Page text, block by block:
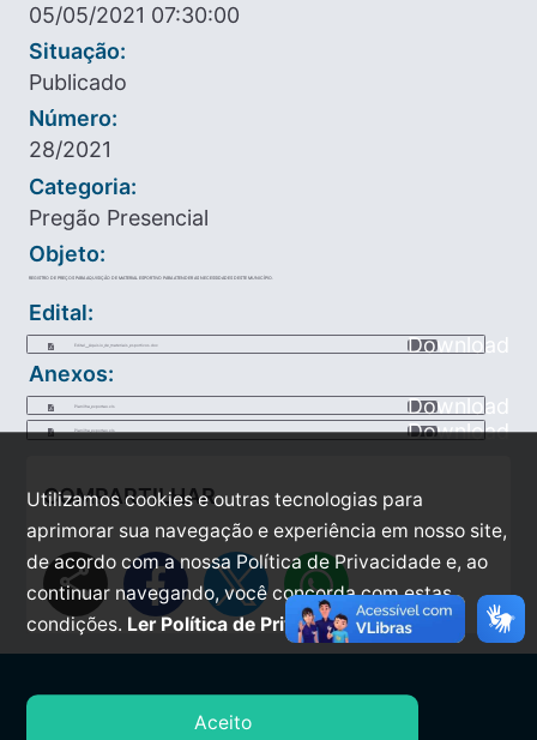
05/05/2021 07:30:00
Situação:
Publicado
Número:
28/2021
Categoria:
Pregão Presencial
Objeto:
REGISTRO DE PREÇOS PARA AQUISIÇÃO DE MATERIAL ESPORTIVO PARA ATENDER AS NECESSIDADES DESTE MUNICÍPIO.
Edital:
Edital___Aquisio_de_materiais_esportivos.doc
Download
Anexos:
Planilha_exportao.xls Download
Planilha_exportao.xls Download
COMPARTILHAR
share
Utilizamos cookies e outras tecnologias para
aprimorar sua navegação e experiência em nosso site,
de acordo com a nossa Política de Privacidade e, ao
continuar navegando, você concorda com estas
condições. Ler Política de Privacidade.
Aceito